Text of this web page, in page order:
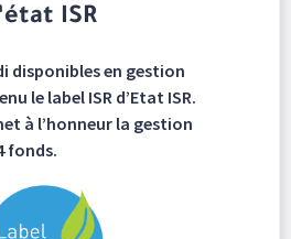
ISR
disponibles en gestion
le label ISR d’Etat ISR.
à l’honneur la gestion
fonds.